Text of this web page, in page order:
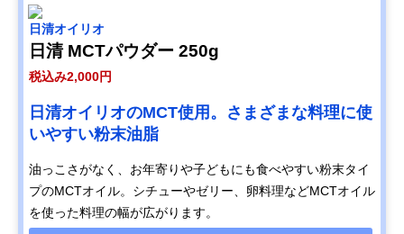
日清オイリオ
日清 MCTパウダー 250g
税込み2,000円
日清オイリオのMCT使用。さまざまな料理に使
いやすい粉末油脂
油っこさがなく、お年寄りや子どもにも食べやすい粉末タイ
プのMCTオイル。シチューやゼリー、卵料理などMCTオイル
を使った料理の幅が広がります。